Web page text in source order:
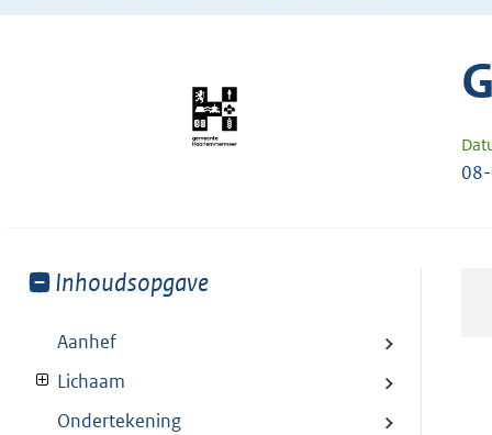
Toon
van:
Inhoudsopgave
Aanhef
Lichaam
Ondertekening